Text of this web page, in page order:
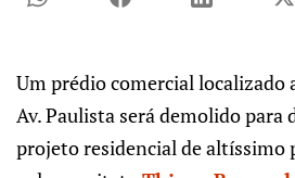
Um prédio comercial localizado
Av. Paulista será demolido para
projeto residencial de altíssimo